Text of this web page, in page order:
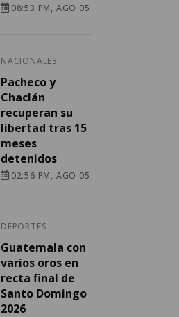
08:53 PM, AGO 05
NACIONALES
Pacheco y
Chaclán
recuperan su
libertad tras 15
meses
detenidos
02:56 PM, AGO 05
DEPORTES
Guatemala con
varios oros en
recta final de
Santo Domingo
2026